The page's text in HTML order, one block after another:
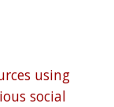
using
social